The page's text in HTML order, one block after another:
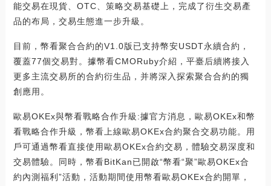
能交易在現貨、OTC、策略交易基礎上，完成了衍生交易產
品的布局，交易生態進一步升級。
目前，幣看聚合合約的V1.0版已支持幣安USDT永續合約，
覆蓋77個交易對。據幣看CMORuby介紹，平臺后續將接入
更多主流交易所的合約衍生品，并將深入探索聚合合約的獨
創應用。
歐易OKEx與幣看戰略合作升級:據官方消息，歐易OKEx和幣
看戰略合作升級，幣看上線歐易OKEx合約聚合交易功能。用
戶可通過幣看直接使用歐易OKEx合約交易，體驗交易深度和
交易體驗。同時，幣看BitKan已開啟“幣看“聚”歐易OKEx合
約內測福利”活動，活動期間使用幣看歐易OKEx合約開單，